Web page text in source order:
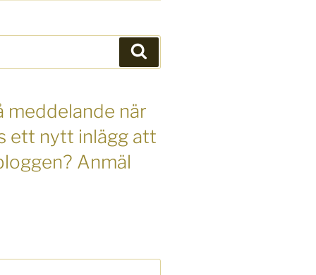
meddelande när
ett nytt inlägg att
Anmäl